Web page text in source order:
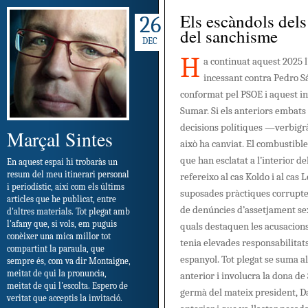
Marçal Sintes
En aquest espai hi trobaràs un
resum del meu itinerari personal
i periodístic, així com els últims
articles que he publicat, entre
d'altres materials. Tot plegat amb
l'afany que, si vols, em puguis
conèixer una mica millor tot
compartint la paraula, que
sempre és, com va dir Montaigne,
meitat de qui la pronuncia,
meitat de qui l'escolta. Espero de
veritat que acceptis la invitació.
26
DEC
Els escàndols
del sanchisme
H a continuat aquest 2025
incessant contra Pedro
conformat pel PSOE i aquest
Sumar. Si els anteriors
decisions polítiques
això ha canviat. El
que han esclatat a l’interior
refereixo al cas Koldo i al cas
suposades pràctiques
de denúncies d’assetjament
quals destaquen les
tenia elevades
espanyol. Tot plegat se suma
anterior i involucra la dona
germà del mateix president,